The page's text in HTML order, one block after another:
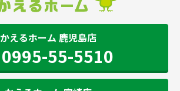
かえるホーム 鹿児島店
0995-55-5510